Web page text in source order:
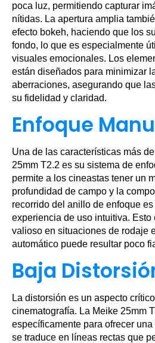
poca luz, permitiendo capturar
nítidas. La apertura amplia
efecto bokeh, haciendo que los
fondo, lo que es especialmente
visuales emocionales. Los
están diseñados para minimizar
aberraciones, asegurando que
su fidelidad y claridad.
Enfoque
Una de las características más
25mm T2.2 es su sistema de
permite a los cineastas tener un
profundidad de campo y la
recorrido del anillo de enfoque
experiencia de uso intuitiva. Esto
valioso en situaciones de rodaje
automático puede resultar poco
Baja
La distorsión es un aspecto
cinematografía. La Meike 25mm
específicamente para ofrecer
se traduce en líneas rectas que